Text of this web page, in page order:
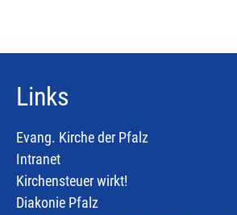
Links
Evang. Kirche der Pfalz
Intranet
Kirchensteuer wirkt!
Diakonie Pfalz